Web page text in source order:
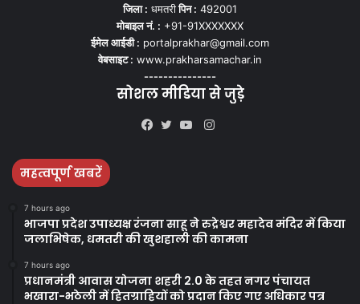
जिला : धमतरीपिन : 492001
मोबाइल नं. : +91-91XXXXXXX
ईमेल आईडी : portalprakhar@gmail.com
वेबसाइट : www.prakharsamachar.in
---------------
सोशल मीडिया से जुड़े
Instagram
महत्वपूर्ण खबरें
7 hours ago
भाजपा प्रदेश उपाध्यक्ष रंजना साहू ने रुद्रेश्वर महादेव मंदिर में किया
जलाभिषेक, धमतरी की खुशहाली की कामना
7 hours ago
प्रधानमंत्री आवास योजना शहरी 2.0 के तहत नगर पंचायत
भखारा-भठेली में हितग्राहियों को प्रदान किए गए अधिकार पत्र